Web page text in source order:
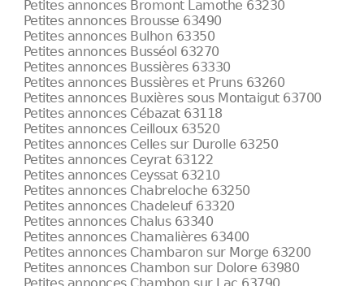
Petites annonces Bromont Lamothe 63230
Petites annonces Brousse 63490
Petites annonces Bulhon 63350
Petites annonces Busséol 63270
Petites annonces Bussières 63330
Petites annonces Bussières et Pruns 63260
Petites annonces Buxières sous Montaigut 63700
Petites annonces Cébazat 63118
Petites annonces Ceilloux 63520
Petites annonces Celles sur Durolle 63250
Petites annonces Ceyrat 63122
Petites annonces Ceyssat 63210
Petites annonces Chabreloche 63250
Petites annonces Chadeleuf 63320
Petites annonces Chalus 63340
Petites annonces Chamalières 63400
Petites annonces Chambaron sur Morge 63200
Petites annonces Chambon sur Dolore 63980